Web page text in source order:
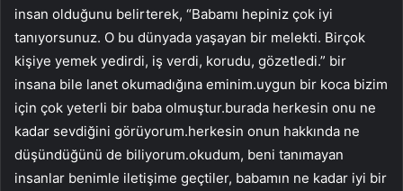
insan olduğunu belirterek, “Babamı hepiniz çok iyi
tanıyorsunuz. O bu dünyada yaşayan bir melekti. Birçok
kişiye yemek yedirdi, iş verdi, korudu, gözetledi.” bir
insana bile lanet okumadığına eminim.uygun bir koca bizim
için çok yeterli bir baba olmuştur.burada herkesin onu ne
kadar sevdiğini görüyorum.herkesin onun hakkında ne
düşündüğünü de biliyorum.okudum, beni tanımayan
insanlar benimle iletişime geçtiler, babamın ne kadar iyi bir